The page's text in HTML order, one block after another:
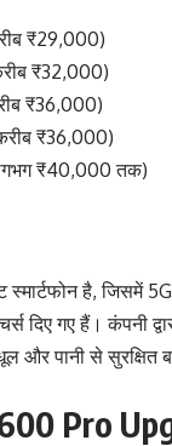
₹29,000)
₹32,000)
₹36,000)
₹36,000)
₹40,000 तक)
स्मार्टफोन है,
दिए गए हैं। कंपनी
और पानी से सुरक्षित
Pro